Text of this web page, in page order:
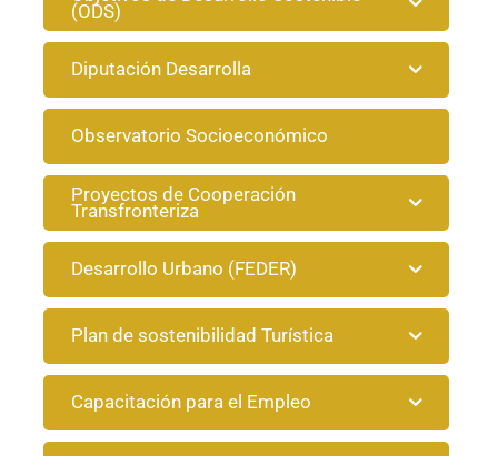
(ODS)
Diputación Desarrolla
Observatorio Socioeconómico
Proyectos de Cooperación
Transfronteriza
Desarrollo Urbano (FEDER)
Plan de sostenibilidad Turística
Capacitación para el Empleo